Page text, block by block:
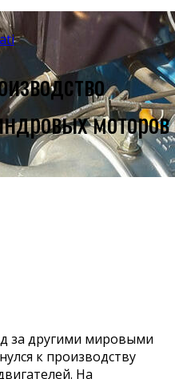
моторов
за другими мировыми
к производству
На